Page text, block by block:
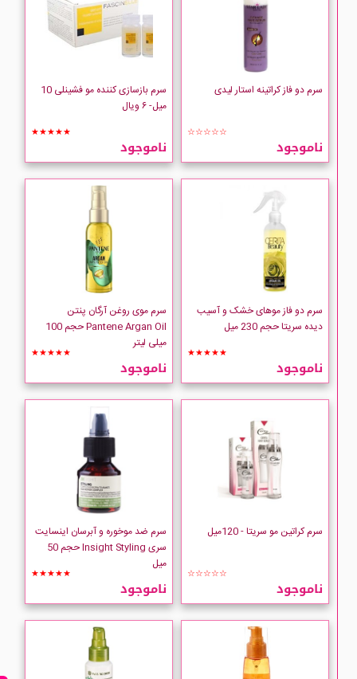
Schwarzkopf
Skin Doctor
STAR LADY
Yves Rocher
سرم دو فاز کراتینه استار لیدی
☆☆☆☆☆
ناموجود
سرم بازسازی کننده مو فشینلی 10
میل- ۶ ویال
★★★★★
ناموجود
سرم دو فاز موهای خشک و آسیب
دیده سریتا حجم 230 میل
★★★★★
ناموجود
سرم موی روغن آرگان پنتن
Pantene Argan Oil حجم 100
میلی لیتر
★★★★★
ناموجود
سرم کراتین مو سریتا - 120میل
☆☆☆☆☆
ناموجود
سرم ضد موخوره و آبرسان اینسایت
سری Insight Styling حجم 50
میل
★★★★★
ناموجود